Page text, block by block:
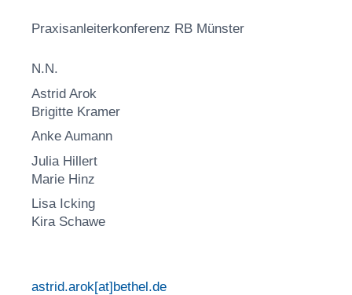
Praxisanleiterkonferenz RB Münster
N.N.
Astrid Arok
Brigitte Kramer
Anke Aumann
Julia Hillert
Marie Hinz
Lisa Icking
Kira Schawe
astrid.arok[at]bethel.de